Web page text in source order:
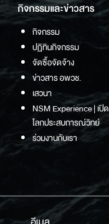
กิจกรรมและข่าวสาร
กิจกรรม
ปฏิทินกิจกรรม
จัดซื้อจัดจ้าง
ข่าวสาร อพวช.
เสวนา
NSM Experience | เปิด
โลกประสบการณ์วิทย์
ร่วมงานกับเรา